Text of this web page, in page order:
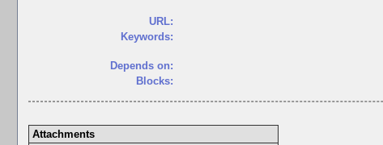
URL:
Keywords:
Depends on:
Blocks:
Attachments